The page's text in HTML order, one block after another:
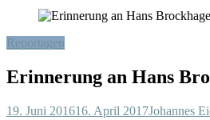
Reportagen
Erinnerung an Hans
19. Juni 201616. April 2017Johannes